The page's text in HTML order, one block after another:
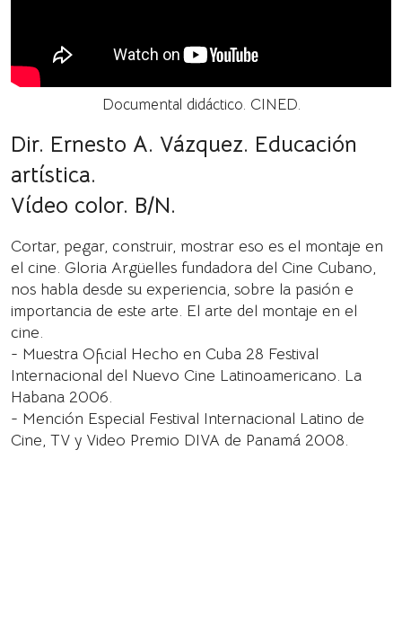
Documental didáctico. CINED.
Dir. Ernesto A. Vázquez. Educación
artística.
Vídeo color. B/N.
Cortar, pegar, construir, mostrar eso es el montaje en
el cine. Gloria Argüelles fundadora del Cine Cubano,
nos habla desde su experiencia, sobre la pasión e
importancia de este arte. El arte del montaje en el
cine.
- Muestra Oficial Hecho en Cuba 28 Festival
Internacional del Nuevo Cine Latinoamericano. La
Habana 2006.
- Mención Especial Festival Internacional Latino de
Cine, TV y Video Premio DIVA de Panamá 2008.